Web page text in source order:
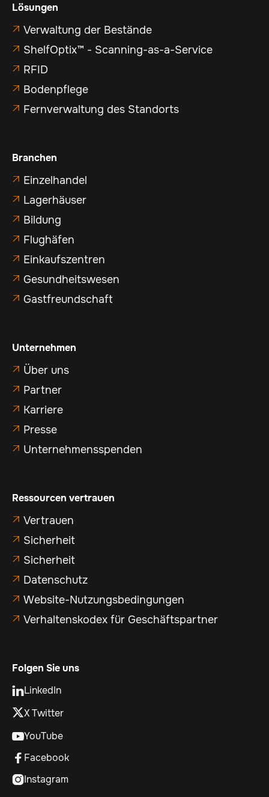
Lösungen
 Verwaltung der Bestände
 ShelfOptix™ - Scanning-as-a-Service
 RFID
 Bodenpflege
 Fernverwaltung des Standorts
Branchen
 Einzelhandel
 Lagerhäuser
 Bildung
 Flughäfen
 Einkaufszentren
 Gesundheitswesen
 Gastfreundschaft
Unternehmen
 Über uns
 Partner
 Karriere
 Presse
 Unternehmensspenden
Ressourcen vertrauen
 Vertrauen
 Sicherheit
 Sicherheit
 Datenschutz
 Website-Nutzungsbedingungen
 Verhaltenskodex für Geschäftspartner
Folgen Sie uns
LinkedIn
X Twitter
YouTube
 Facebook
Instagram